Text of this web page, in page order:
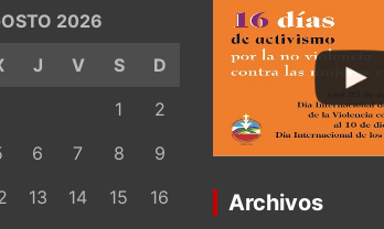
2026
J V S
D
1
2
6 7 8
9
13 14 15
16
Archivos